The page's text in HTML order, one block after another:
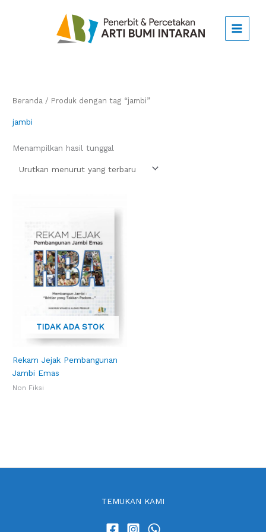
Beranda / Produk dengan tag “jambi”
jambi
Menampilkan hasil tunggal
TIDAK ADA STOK
Rekam Jejak Pembangunan
Jambi Emas
Non Fiksi
TEMUKAN KAMI